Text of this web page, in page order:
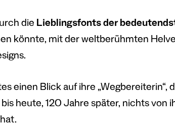
die Lieblingsfonts der
könnte, mit der weltberühmten
einen Blick auf ihre „Wegbereiterin“,
heute, 120 Jahre später, nichts von